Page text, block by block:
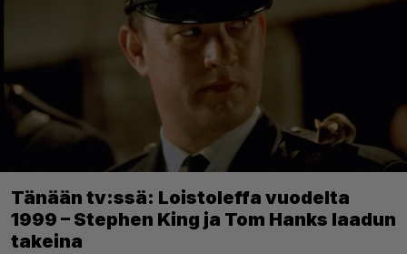
Tänään tv:ssä: Loistoleffa vuodelta
1999 – Stephen King ja Tom Hanks laadun
takeina